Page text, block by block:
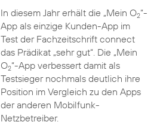
In diesem Jahr erhält die „Mein O2“-
App als einzige Kunden-App im
Test der Fachzeitschrift connect
das Prädikat „sehr gut“. Die „Mein
O2“-App verbessert damit als
Testsieger nochmals deutlich ihre
Position im Vergleich zu den Apps
der anderen Mobilfunk-
Netzbetreiber.